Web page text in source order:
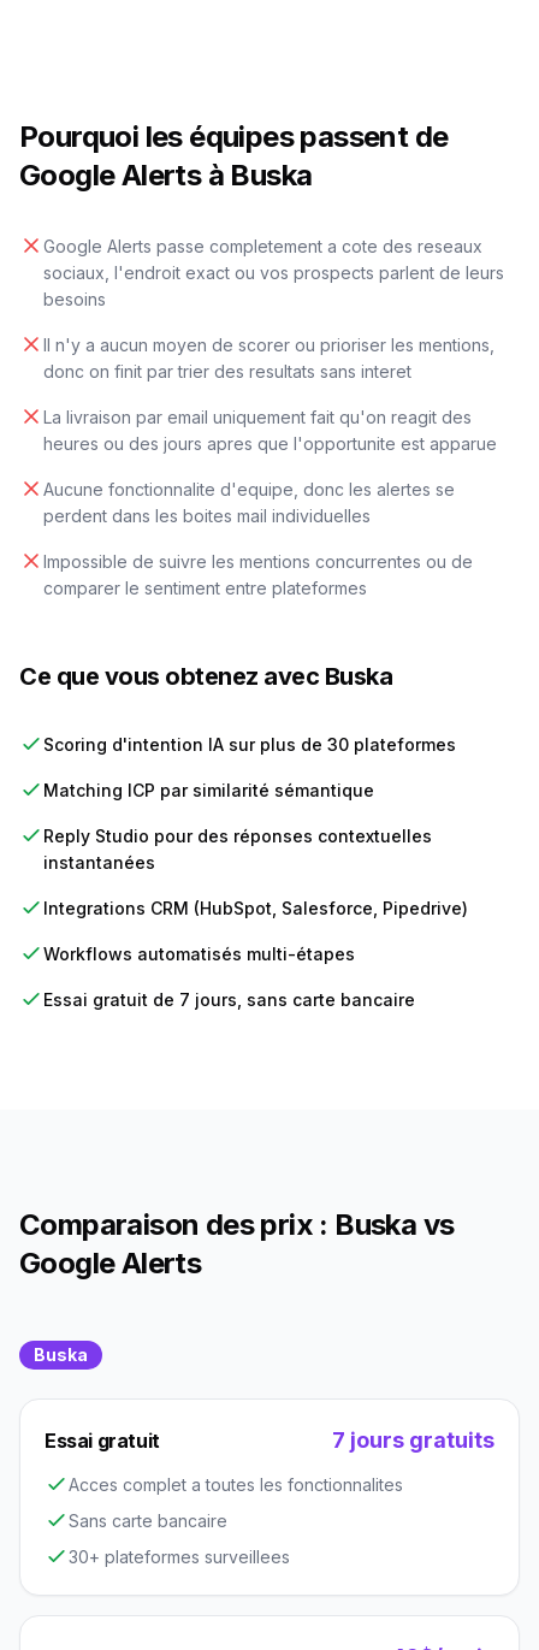
Pourquoi les équipes passent de
Google Alerts à Buska
Google Alerts passe completement a cote des reseaux
sociaux, l'endroit exact ou vos prospects parlent de leurs
besoins
Il n'y a aucun moyen de scorer ou prioriser les mentions,
donc on finit par trier des resultats sans interet
La livraison par email uniquement fait qu'on reagit des
heures ou des jours apres que l'opportunite est apparue
Aucune fonctionnalite d'equipe, donc les alertes se
perdent dans les boites mail individuelles
Impossible de suivre les mentions concurrentes ou de
comparer le sentiment entre plateformes
Ce que vous obtenez avec Buska
Scoring d'intention IA sur plus de 30 plateformes
Matching ICP par similarité sémantique
Reply Studio pour des réponses contextuelles
instantanées
Integrations CRM (HubSpot, Salesforce, Pipedrive)
Workflows automatisés multi-étapes
Essai gratuit de 7 jours, sans carte bancaire
Comparaison des prix : Buska vs
Google Alerts
Buska
Essai gratuit 7 jours gratuits
Acces complet a toutes les fonctionnalites
Sans carte bancaire
30+ plateformes surveillees